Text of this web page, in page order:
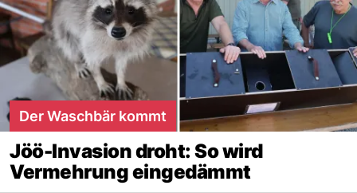
Der Waschbär kommt
Jöö-Invasion droht: So wird
Vermehrung eingedämmt